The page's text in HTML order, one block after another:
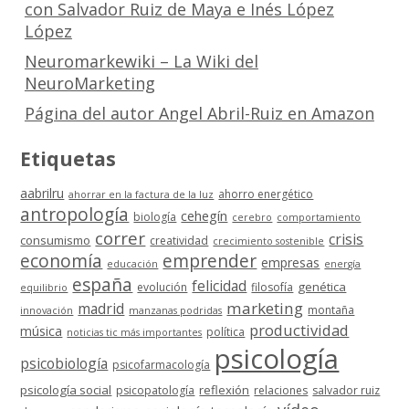
con Salvador Ruiz de Maya e Inés López
López
Neuromarkewiki – La Wiki del
NeuroMarketing
Página del autor Angel Abril-Ruiz en Amazon
Etiquetas
aabrilru ahorrar en la factura de la luz ahorro energético
antropología biología cehegín cerebro comportamiento
consumismo correr creatividad crecimiento sostenible crisis
economía educación emprender empresas energía
equilibrio españa evolución felicidad filosofía genética
innovación madrid manzanas podridas marketing montaña
música noticias tic más importantes política productividad
psicobiología psicofarmacología psicología
psicología social psicopatología reflexión relaciones salvador ruiz